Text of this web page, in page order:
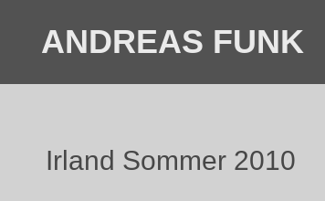
ANDREAS FUNK
Irland Sommer 2010